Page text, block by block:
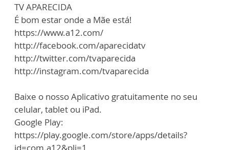
TV APARECIDA
É bom estar onde a Mãe está!
https://www.a12.com/
http://facebook.com/aparecidatv
http://twitter.com/tvaparecida
http://instagram.com/tvaparecida
Baixe o nosso Aplicativo gratuitamente no seu
celular, tablet ou iPad.
Google Play:
https://play.google.com/store/apps/details?
id=com.a12&pli=1